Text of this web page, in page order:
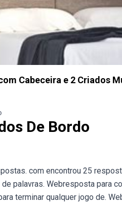
Cabeceira e 2 Criados
De Bordo
com encontrou 25
palavras. Webresposta para
terminar qualquer jogo de.